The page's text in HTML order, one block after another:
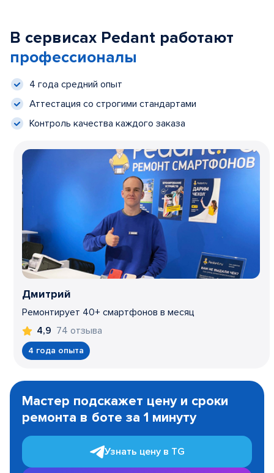
В сервисах Pedant работают
профессионалы
4 года средний опыт
Аттестация со строгими стандартами
Контроль качества каждого заказа
Дмитрий
Ремонтирует 40+ смартфонов в месяц
4,9 74 отзыва
4 года опыта
1
Мастер подскажет цену и сроки
ремонта в боте за 1 минуту
Узнать цену в TG